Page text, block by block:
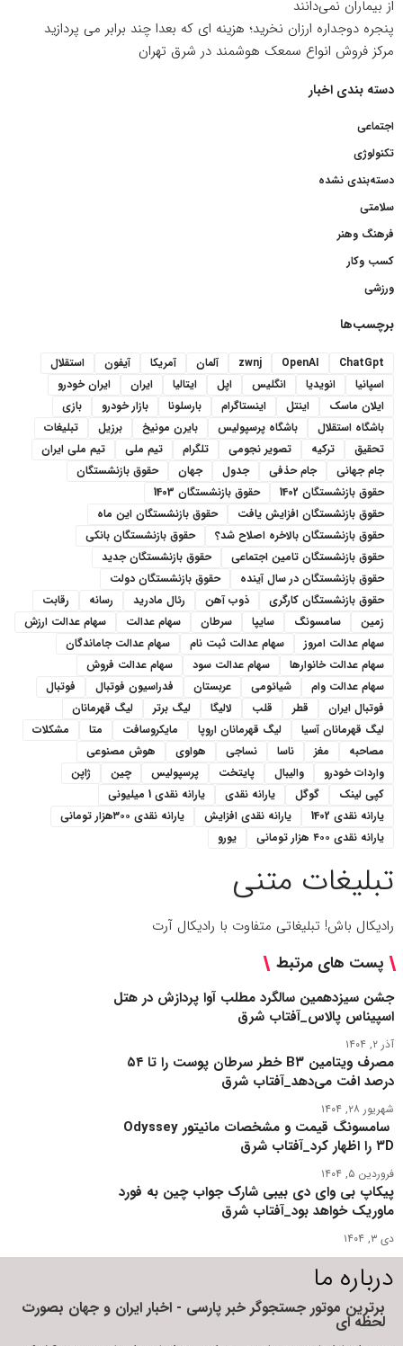
از بیماران نمی‌دانند
پنجره دوجداره ارزان نخرید؛ هزینه ای که بعدا چند برابر می پردازید
مرکز فروش انواع سمعک هوشمند در شرق تهران
دسته بندی اخبار
اجتماعی
تکنولوژی
دسته‌بندی نشده
سلامتی
فرهنگ وهنر
کسب وکار
ورزشی
برچسب‌ها
ChatGpt
OpenAI
zwnj آلمان آمریکا آیفون
استقلال
اسپانیا
انویدیا انگلیس اپل ایتالیا ایران
ایران خودرو
ایلان ماسک
اینتل اینستاگرام بارسلونا بازار خودرو
بازی
باشگاه استقلال
باشگاه پرسپولیس بایرن مونیخ برزیل
تبلیغات
تحقیق
ترکیه تصویر نجومی تلگرام تیم ملی
تیم ملی ایران
جام جهانی
جام حذفی جدول جهان
حقوق بازنشستگان
حقوق بازنشستگان 1402
حقوق بازنشستگان 1403
حقوق بازنشستگان افزایش یافت
حقوق بازنشستگان این ماه
حقوق بازنشستگان بالاخره اصلاح شد؟
حقوق بازنشستگان بانکی
حقوق بازنشستگان تامین اجتماعی
حقوق بازنشستگان جدید
حقوق بازنشستگان در سال آینده
حقوق بازنشستگان دولت
حقوق بازنشستگان کارگری
ذوب آهن رئال مادرید رسانه
رقابت
زمین
سامسونگ سایپا سرطان سهام عدالت
سهام عدالت ارزش
سهام عدالت امروز
سهام عدالت ثبت نام
سهام عدالت جاماندگان
سهام عدالت خانوارها
سهام عدالت سود
سهام عدالت فروش
سهام عدالت وام
شیائومی عربستان فدراسیون فوتبال
فوتبال
فوتبال ایران
قطر قلب لالیگا لیگ برتر
لیگ قهرمانان
لیگ قهرمانان آسیا
لیگ قهرمانان اروپا مایکروسافت متا
مشکلات
مصاحبه
مغز ناسا نساجی هواوی
هوش مصنوعی
واردات خودرو
والیبال پایتخت پرسپولیس چین
ژاپن
کپی لینک
گوگل یارانه نقدی
یارانه نقدی 1 میلیونی
یارانه نقدی 1402
یارانه نقدی افزایش
یارانه نقدی ۳۰۰هزار تومانی
یارانه نقدی ۴۰۰ هزار تومانی
یورو
تبلیغات متنی
رادیکال باش! تبلیغاتی متفاوت با رادیکال آرت
پست های مرتبط
جشن سیزدهمین سالگرد مطلب ‌آوا پردازش در هتل
اسپیناس پالاس_آفتاب شرق
آذر ۲, ۱۴۰۴
مصرف ویتامین B۳ خطر سرطان پوست را تا ۵۴
درصد افت می‌دهد_آفتاب شرق
شهریور ۲۸, ۱۴۰۴
سامسونگ قیمت و مشخصات مانیتور Odyssey
۳D را اظهار کرد_آفتاب شرق
فروردین ۵, ۱۴۰۴
پیکاپ بی ‌وای‌ دی بیبی شارک جواب چین به فورد
ماوریک خواهد بود_آفتاب شرق
دی ۳, ۱۴۰۴
درباره ما
برترین موتور جستجوگر خبر پارسی - اخبار ایران و جهان بصورت
لحظه ای